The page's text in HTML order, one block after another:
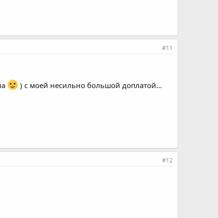
#11
) с моей несильно большой доплатой...
#12